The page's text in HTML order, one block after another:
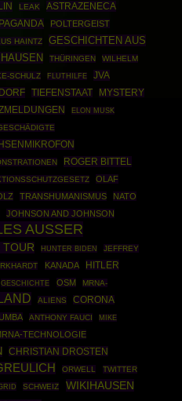
LEAK
ASTRAZENECA
POLTERGEIST
HAINTZ
GESCHICHTEN AUS
THÜRINGEN
WILHELM
SCHULZ
FLUTHILFE
JVA
TIEFENSTAAT
MYSTERY
ELON MUSK
ROGER BITTEL
OLAF
TRANSHUMANISMUS
NATO
JOHNSON AND JOHNSON
AUSSER
TOUR HUNTER BIDEN
JEFFREY
KANADA HITLER
GESCHICHTE OSM
MRNA-
ALIENS
CORONA
ANTHONY FAUCI MIKE
TECHNOLOGIE
CHRISTIAN DROSTEN
ORWELL
TWITTER
SCHWEIZ WIKIHAUSEN